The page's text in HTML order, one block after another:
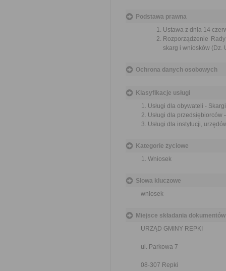
Podstawa prawna
Ustawa z dnia 14
Rozporządzenie
skarg i wniosków (Dz.
Ochrona danych osobowych
Klasyfikacje usługi
Usługi dla obywateli -
Usługi dla przedsiębiorców
Usługi dla instytucji,
Kategorie życiowe
Wniosek
Słowa kluczowe
wniosek
Miejsce składania dokumentów
URZĄD GMINY REPKI
ul. Parkowa 7
08-307 Repki